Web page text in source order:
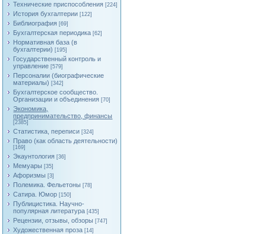
Технические приспособления [224]
История бухгалтерии [122]
Библиография [69]
Бухгалтерская периодика [62]
Нормативная база (в
бухгалтерии) [195]
Государственный контроль и
управление [579]
Персоналии (биографические
материалы) [342]
Бухгалтерское сообщество.
Организации и объединения [70]
Экономика,
предпринимательство, финансы
[2385]
Статистика, переписи [324]
Право (как область деятельности)
[169]
Экаунтология [36]
Мемуары [35]
Афоризмы [3]
Полемика. Фельетоны [78]
Сатира. Юмор [150]
Публицистика. Научно-
популярная литература [435]
Рецензии, отзывы, обзоры [747]
Художественная проза [14]